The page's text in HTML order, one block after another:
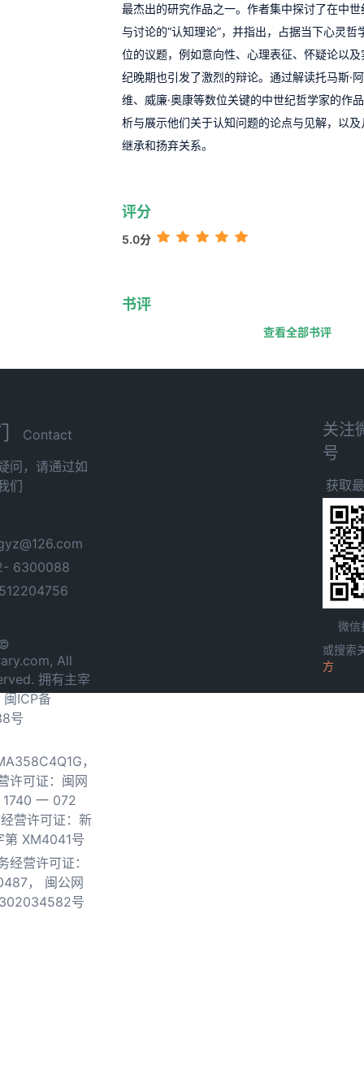
最杰出的研究作品之一。作者集中探讨了在中
与讨论的“认知理论”，并指出，占据当下心灵哲
位的议题，例如意向性、心理表征、怀疑论以
纪晚期也引发了激烈的辩论。通过解读托马斯·
维、威廉·奥康等数位关键的中世纪哲学家的作
析与展示他们关于认知问题的论点与见解，以
继承和扬弃关系。
评分
5.0分
书评
查看全部书评
Contact
问，请通过如
们
6300088
All
拥有主宰
闽ICP备
号
，
许可证：闽网
一 072
营许可证：新
第 XM4041号
经营许可证：
，
闽公网
号
关注
号
获取
微信
或搜索
方